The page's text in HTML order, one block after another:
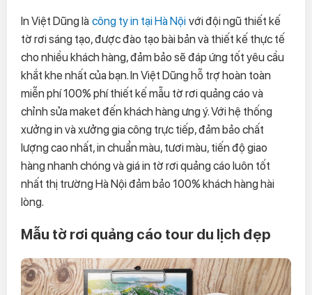
In Việt Dũng là công ty in tại Hà Nội với đội ngũ thiết kế
tờ rơi sáng tạo, được đào tạo bài bản và thiết kế thực tế
cho nhiều khách hàng, đảm bảo sẽ đáp ứng tốt yêu cầu
khắt khe nhất của bạn. In Việt Dũng hỗ trợ hoàn toàn
miễn phí 100% phí thiết kế mẫu tờ rơi quảng cáo và
chỉnh sửa maket đến khách hàng ưng ý. Với hệ thống
xưởng in và xưởng gia công trực tiếp, đảm bảo chất
lượng cao nhất, in chuẩn màu, tươi màu, tiến độ giao
hàng nhanh chóng và giá in tờ rơi quảng cáo luôn tốt
nhất thị trường Hà Nội đảm bảo 100% khách hàng hài
lòng.
Mẫu tờ rơi quảng cáo tour du lịch đẹp